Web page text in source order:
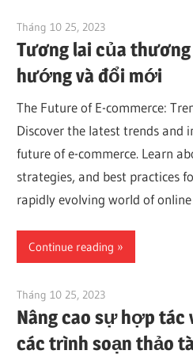
Tháng 10 25, 2023
Tương lai của
hướng và đổi mới
The Future of E-commerce:
Discover the latest trends and
future of e-commerce. Learn
strategies, and best practices
rapidly evolving world of
Continue reading
Tháng 10 25, 2023
Nâng cao sự hợp tác
các trình soạn thảo